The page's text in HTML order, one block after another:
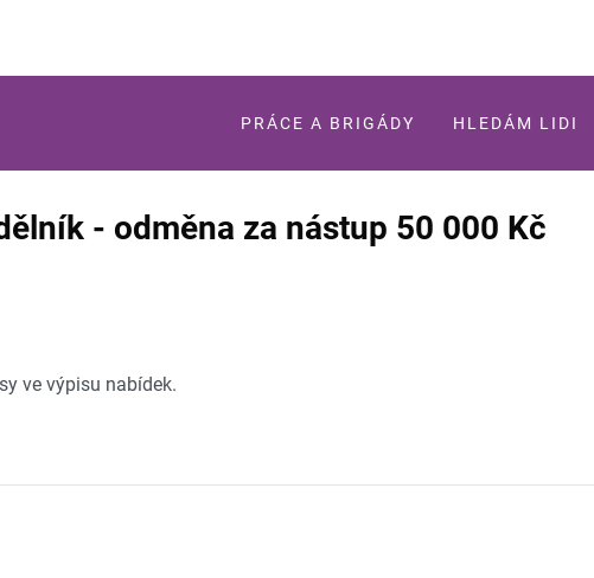
PRÁCE A BRIGÁDY HLEDÁM LIDI
- odměna za nástup 50 000 Kč
ve výpisu nabídek.